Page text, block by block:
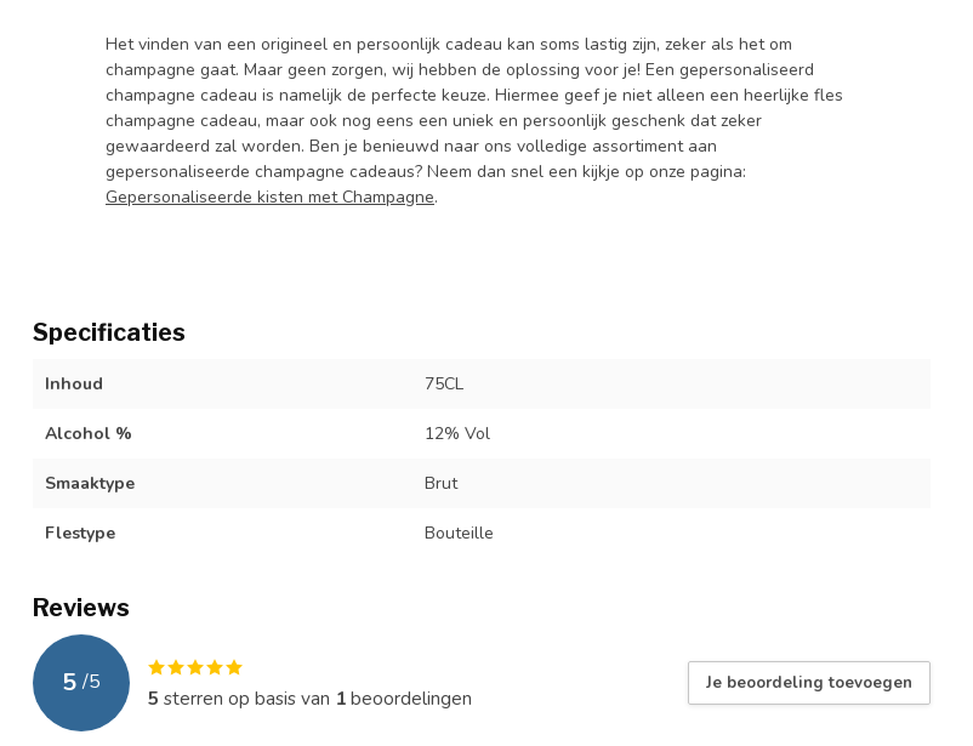
Het vinden van een origineel en persoonlijk cadeau kan soms lastig zijn, zeker als het om
champagne gaat. Maar geen zorgen, wij hebben de oplossing voor je! Een gepersonaliseerd
champagne cadeau is namelijk de perfecte keuze. Hiermee geef je niet alleen een heerlijke fles
champagne cadeau, maar ook nog eens een uniek en persoonlijk geschenk dat zeker
gewaardeerd zal worden. Ben je benieuwd naar ons volledige assortiment aan
gepersonaliseerde champagne cadeaus? Neem dan snel een kijkje op onze pagina:
Gepersonaliseerde kisten met Champagne.
Specificaties
Inhoud 75CL
Alcohol % 12% Vol
Smaaktype Brut
Flestype Bouteille
Reviews
5 /5
5 sterren op basis van 1beoordelingen
Je beoordeling toevoegen